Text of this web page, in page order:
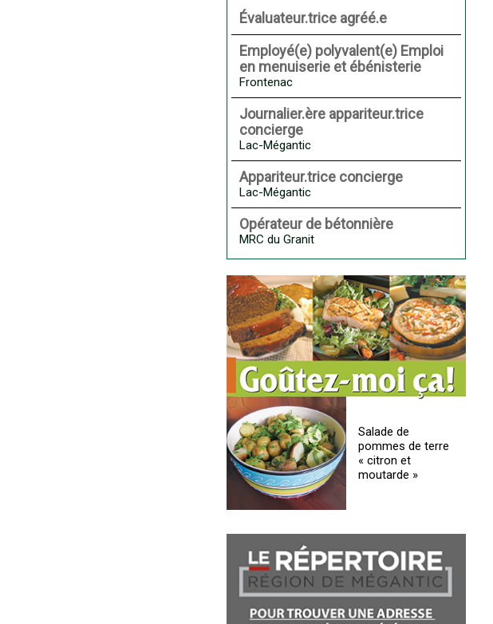
Évaluateur.trice agréé.e
Employé(e) polyvalent(e) Emploi
en menuiserie et ébénisterie
Frontenac
Journalier.ère appariteur.trice
concierge
Lac-Mégantic
Appariteur.trice concierge
Lac-Mégantic
Opérateur de bétonnière
MRC du Granit
Salade de
pommes de terre
« citron et
moutarde »